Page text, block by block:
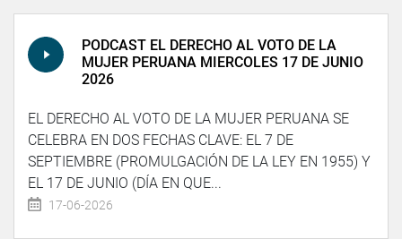
PODCAST EL DERECHO AL VOTO DE LA
MUJER PERUANA MIERCOLES 17 DE JUNIO
2026
EL DERECHO AL VOTO DE LA MUJER PERUANA SE
CELEBRA EN DOS FECHAS CLAVE: EL 7 DE
SEPTIEMBRE (PROMULGACIÓN DE LA LEY EN 1955) Y
EL 17 DE JUNIO (DÍA EN QUE...
17-06-2026